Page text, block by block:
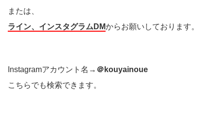
または、
ライン、インスタグラムDMからお願いしております。
Instagramアカウント名→ ＠kouyainoue
こちらでも検索できます。